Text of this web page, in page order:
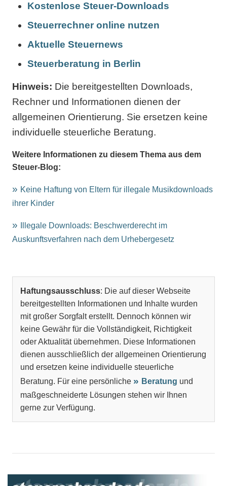
Kostenlose Steuer-Downloads
Steuerrechner online nutzen
Aktuelle Steuernews
Steuerberatung in Berlin
Hinweis: Die bereitgestellten Downloads,
Rechner und Informationen dienen der
allgemeinen Orientierung. Sie ersetzen keine
individuelle steuerliche Beratung.
Weitere Informationen zu diesem Thema aus dem
Steuer-Blog:
Keine Haftung von Eltern für illegale Musikdownloads
ihrer Kinder
Illegale Downloads: Beschwerderecht im
Auskunftsverfahren nach dem Urhebergesetz
Haftungsausschluss: Die auf dieser Webseite
bereitgestellten Informationen und Inhalte wurden
mit großer Sorgfalt erstellt. Dennoch können wir
keine Gewähr für die Vollständigkeit, Richtigkeit
oder Aktualität übernehmen. Diese Informationen
dienen ausschließlich der allgemeinen Orientierung
und ersetzen keine individuelle steuerliche
Beratung. Für eine persönliche
Beratung und
maßgeschneiderte Lösungen stehen wir Ihnen
gerne zur Verfügung.